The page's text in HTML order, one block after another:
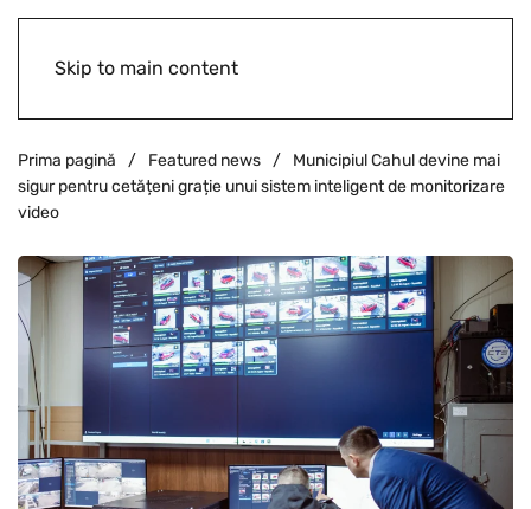
Skip to main content
Prima pagină Featured news
Municipiul Cahul devine mai
sigur pentru cetățeni grație unui sistem inteligent de monitorizare
video